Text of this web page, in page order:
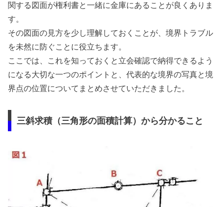
関する図面が権利書と一緒に金庫にあることが良くありま
す。
その図面の見方を少し理解しておくことが、境界トラブル
を未然に防ぐことに役立ちます。
ここでは、これを知っておくと立会確認で納得できるよう
になる大切な一つのポイントと、代表的な境界の写真と境
界点の位置についてまとめさせていただきました。
三斜求積（三角形の面積計算）から分かること